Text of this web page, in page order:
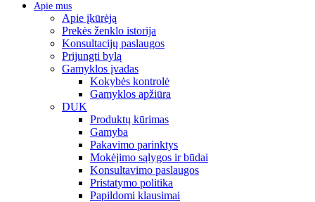
Apie mus
Apie įkūrėją
Prekės ženklo istorija
Konsultacijų paslaugos
Prijungti bylą
Gamyklos įvadas
Kokybės kontrolė
Gamyklos apžiūra
DUK
Produktų kūrimas
Gamyba
Pakavimo parinktys
Mokėjimo sąlygos ir būdai
Konsultavimo paslaugos
Pristatymo politika
Papildomi klausimai